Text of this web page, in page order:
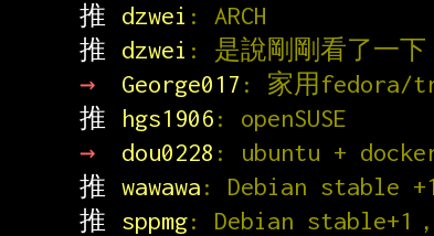
推
dzwei : ARCH
推
dzwei : 是說剛剛看了一
→
George017 : 家用fedora/
推
hgs1906: openSUSE
→
dou0228 : ubuntu +
推 wawawa: Debian stable
推
sppmg: Debian stable+1